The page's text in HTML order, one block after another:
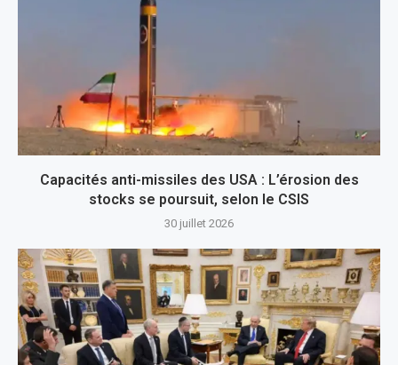
Capacités anti-missiles des USA : L’érosion des
stocks se poursuit, selon le CSIS
30 juillet 2026